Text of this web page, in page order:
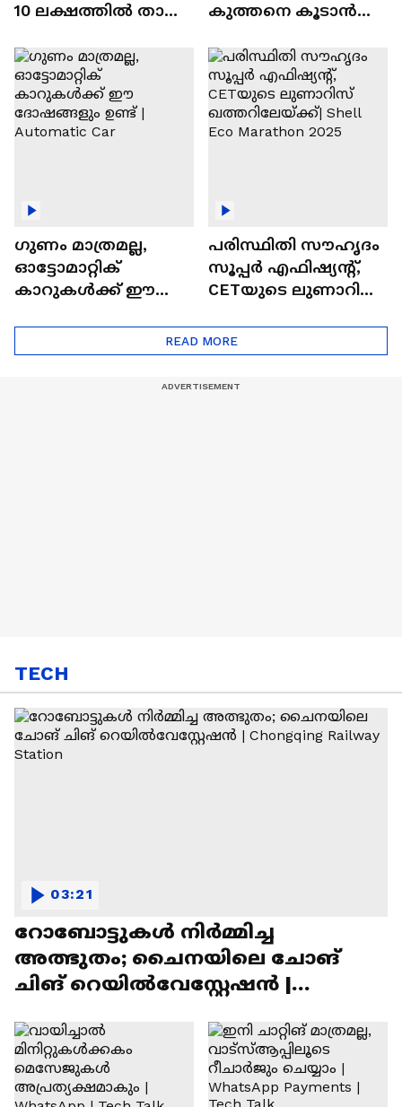
10 ലക്ഷത്തിൽ താഴെ
ഓട്ടോമാറ്റിക്ക്
എസ്‍യുവികൾ
കുത്തനെ കൂടാൻ
ഗുണം മാത്രമല്ല,
ഓട്ടോമാറ്റിക്
കാറുകൾക്ക് ഈ
പരിസ്ഥിതി സൗഹൃദം
സൂപ്പർ എഫിഷ്യന്റ്,
CETയുടെ ലുണാറിസ്
Eco Marathon 2025
READ MORE
TECH
റോബോട്ടുകൾ നിർമ്മിച്ച
അത്ഭുതം; ചൈനയിലെ ചോങ്
ചിങ് റെയിൽവേസ്റ്റേഷൻ |
03:21